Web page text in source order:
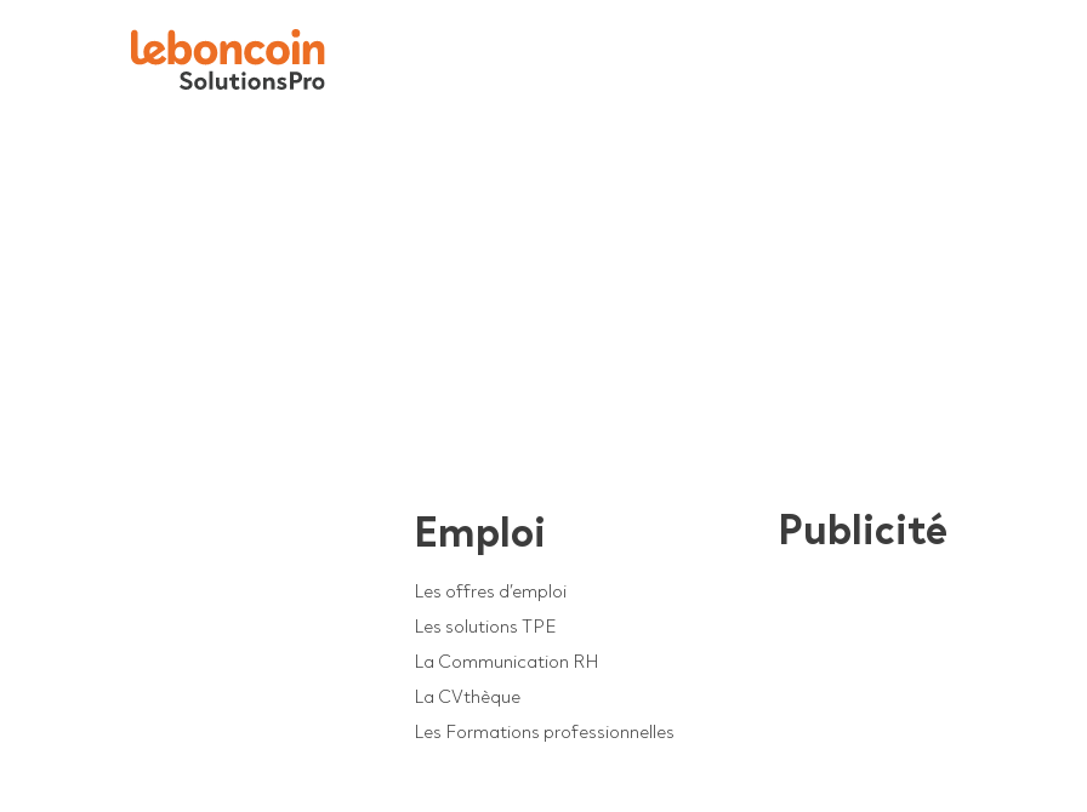
Emploi
Les offres d’emploi
Les solutions TPE
La Communication RH
La CVthèque
Les Formations professionnelles
Publicité